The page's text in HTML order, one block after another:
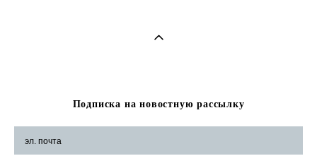
Подписка на новостную рассылку